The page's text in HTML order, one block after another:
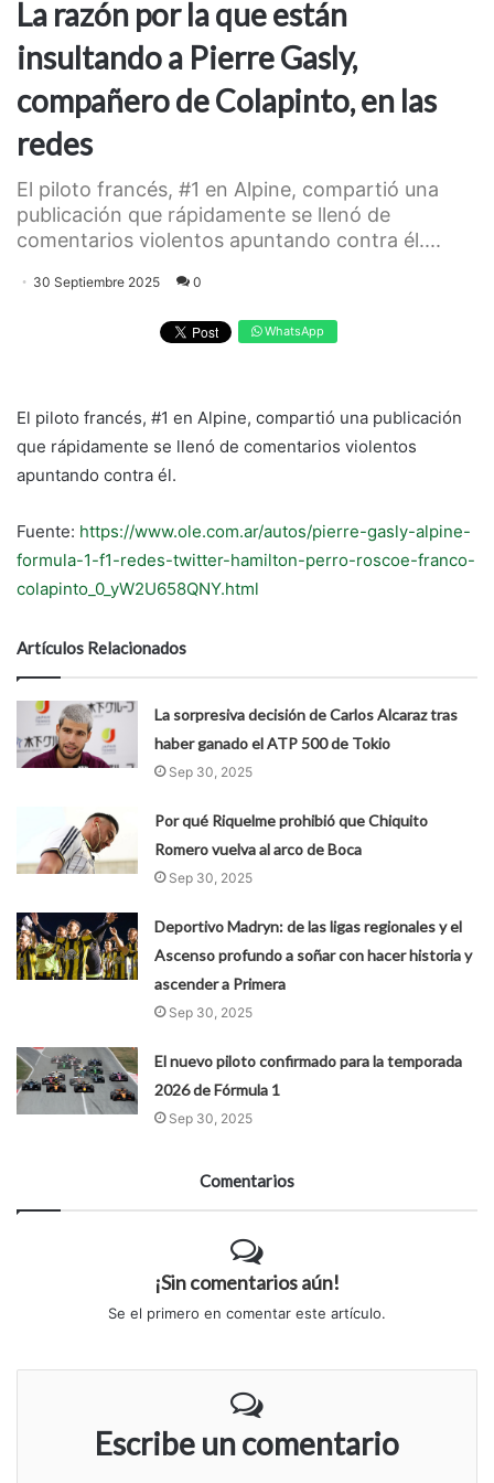
La razón por la que están
insultando a Pierre Gasly,
compañero de Colapinto, en las
redes
El piloto francés, #1 en Alpine, compartió una
publicación que rápidamente se llenó de
comentarios violentos apuntando contra él....
30 Septiembre 2025 0
WhatsApp
El piloto francés, #1 en Alpine, compartió una publicación
que rápidamente se llenó de comentarios violentos
apuntando contra él.
Fuente: https://www.ole.com.ar/autos/pierre-gasly-alpine-
formula-1-f1-redes-twitter-hamilton-perro-roscoe-franco-
colapinto_0_yW2U658QNY.html
Artículos Relacionados
La sorpresiva decisión de Carlos Alcaraz tras
haber ganado el ATP 500 de Tokio
Sep 30, 2025
Por qué Riquelme prohibió que Chiquito
Romero vuelva al arco de Boca
Sep 30, 2025
Deportivo Madryn: de las ligas regionales y el
Ascenso profundo a soñar con hacer historia y
ascender a Primera
Sep 30, 2025
El nuevo piloto confirmado para la temporada
2026 de Fórmula 1
Sep 30, 2025
Comentarios
¡Sin comentarios aún!
Se el primero en comentar este artículo.
Escribe un comentario